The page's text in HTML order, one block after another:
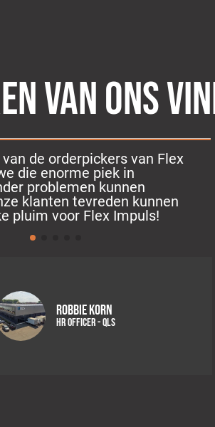
VAN ONS
Robbie Korn
HR Officer - QLS